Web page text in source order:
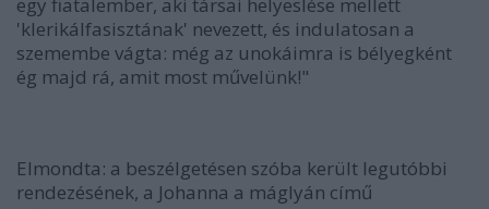
egy fiatalember, aki társai helyeslése mellett
'klerikálfasisztának' nevezett, és indulatosan a
szemembe vágta: még az unokáimra is bélyegként
ég majd rá, amit most művelünk!"
Elmondta: a beszélgetésen szóba került legutóbbi
rendezésének, a Johanna a máglyán című